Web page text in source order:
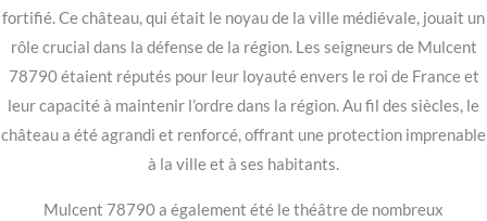
fortifié. Ce château, qui était le noyau de la ville médiévale, jouait un
rôle crucial dans la défense de la région. Les seigneurs de Mulcent
78790 étaient réputés pour leur loyauté envers le roi de France et
leur capacité à maintenir l’ordre dans la région. Au fil des siècles, le
château a été agrandi et renforcé, offrant une protection imprenable
à la ville et à ses habitants.
Mulcent 78790 a également été le théâtre de nombreux